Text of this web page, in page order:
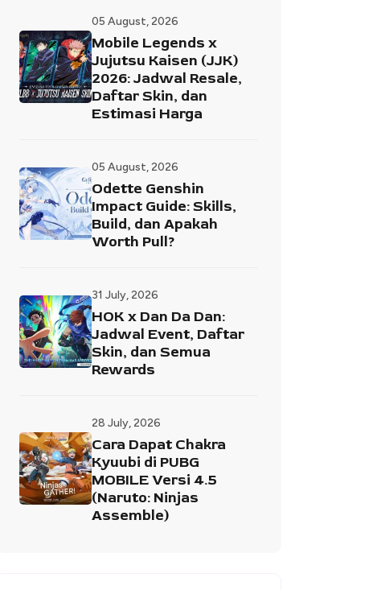
05 August, 2026
Mobile Legends x
Jujutsu Kaisen (JJK)
2026: Jadwal Resale,
Daftar Skin, dan
Estimasi Harga
05 August, 2026
Odette Genshin
Impact Guide: Skills,
Build, dan Apakah
Worth Pull?
31 July, 2026
HOK x Dan Da Dan:
Jadwal Event, Daftar
Skin, dan Semua
Rewards
28 July, 2026
Cara Dapat Chakra
Kyuubi di PUBG
MOBILE Versi 4.5
(Naruto: Ninjas
Assemble)